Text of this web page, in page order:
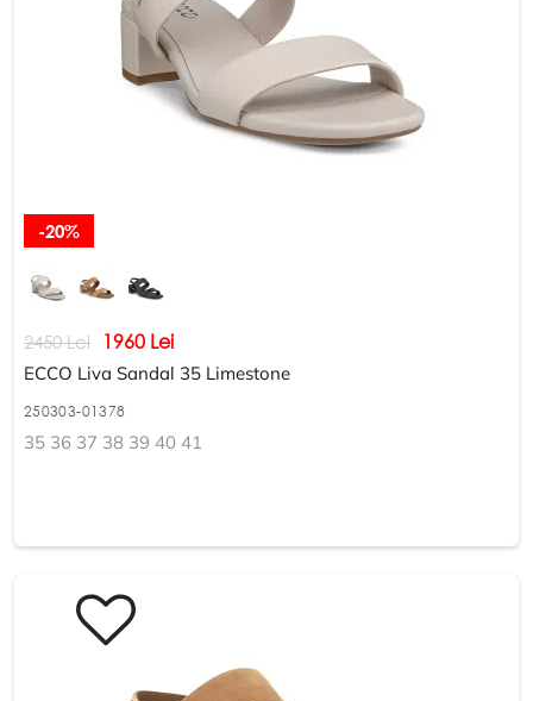
-20%
2450 Lei 1960 Lei
ECCO Liva Sandal 35 Limestone
250303-01378
35 36 37 38 39 40 41